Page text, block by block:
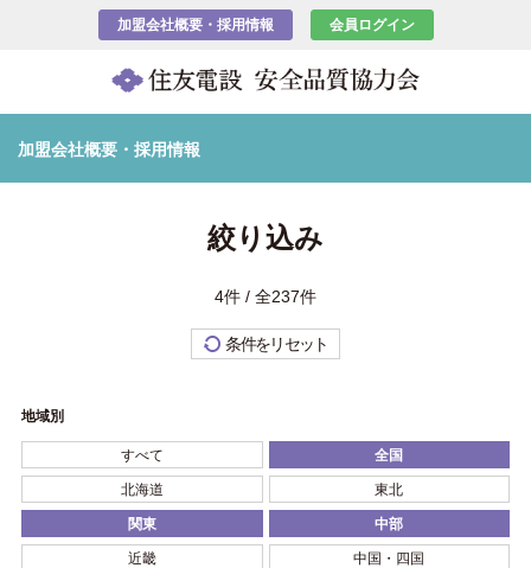
加盟会社概要・採用情報 会員ログイン
加盟会社概要・採用情報
絞り込み
4件 / 全237件
条件をリセット
地域別
すべて 全国
北海道 東北
関東 中部
近畿 中国・四国